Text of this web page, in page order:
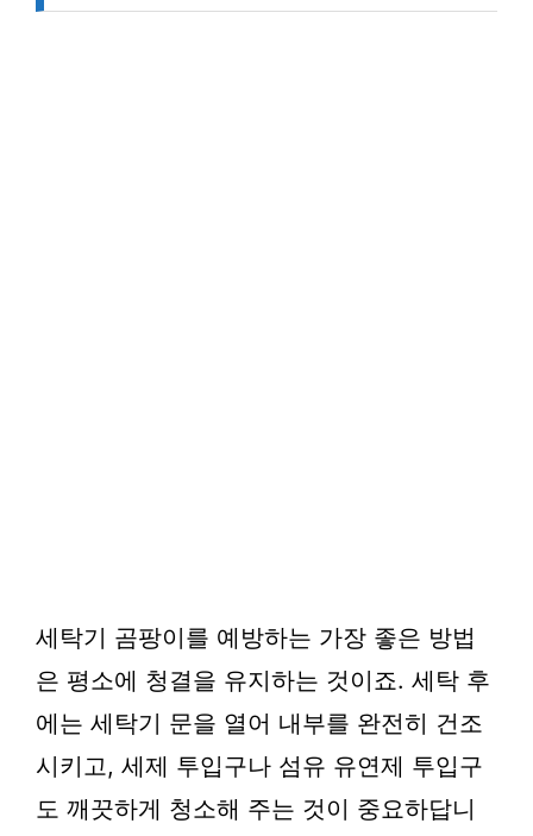
세탁기 곰팡이를 예방하는 가장 좋은 방법
은 평소에 청결을 유지하는 것이죠. 세탁 후
에는 세탁기 문을 열어 내부를 완전히 건조
시키고, 세제 투입구나 섬유 유연제 투입구
도 깨끗하게 청소해 주는 것이 중요하답니